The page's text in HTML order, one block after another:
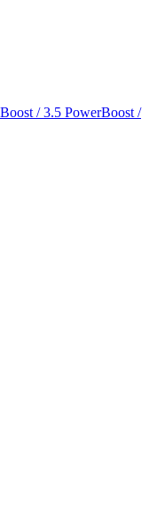
/ 3.5 PowerBoost /